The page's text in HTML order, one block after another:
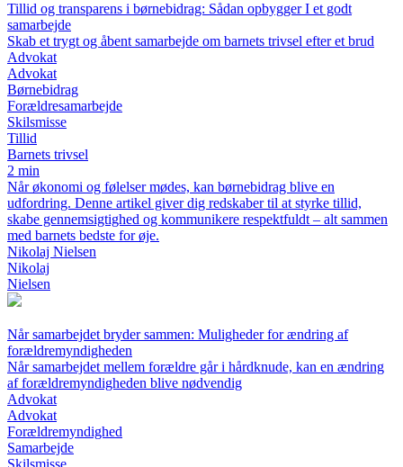
Tillid og transparens i børnebidrag: Sådan opbygger I et godt
samarbejde
Skab et trygt og åbent samarbejde om barnets trivsel efter et brud
Advokat
Advokat
Børnebidrag
Forældresamarbejde
Skilsmisse
Tillid
Barnets trivsel
2 min
Når økonomi og følelser mødes, kan børnebidrag blive en
udfordring. Denne artikel giver dig redskaber til at styrke tillid,
skabe gennemsigtighed og kommunikere respektfuldt – alt sammen
med barnets bedste for øje.
Nikolaj Nielsen
Nikolaj
Nielsen
Når samarbejdet bryder sammen: Muligheder for ændring af
forældremyndigheden
Når samarbejdet mellem forældre går i hårdknude, kan en ændring
af forældremyndigheden blive nødvendig
Advokat
Advokat
Forældremyndighed
Samarbejde